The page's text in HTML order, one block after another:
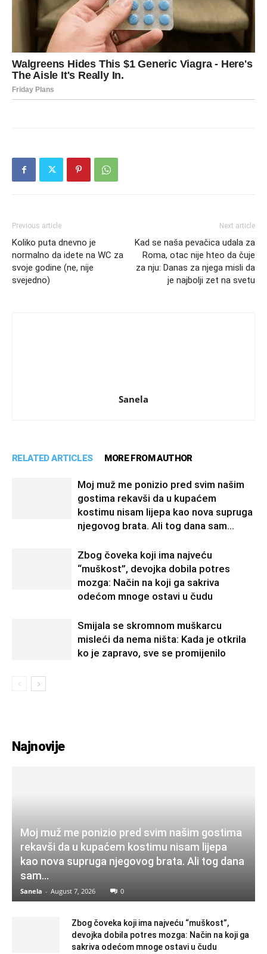
Previous article
Koliko puta dnevno je
normalno da idete na WC za
svoje godine (ne, nije
svejedno)
Next article
Kad se naša pevačica udala za
Roma, otac nije hteo da čuje
za nju: Danas za njega misli da
je najbolji zet na svetu
Sanela
RELATED ARTICLES MORE FROM AUTHOR
Moj muž me ponizio pred svim našim
gostima rekavši da u kupaćem
kostimu nisam lijepa kao nova supruga
njegovog brata. Ali tog dana sam...
Zbog čoveka koji ima najveću
“muškost”, devojka dobila potres
mozga: Način na koji ga sakriva
odećom mnoge ostavi u čudu
Smijala se skromnom muškarcu
misleći da nema ništa: Kada je otkrila
ko je zapravo, sve se promijenilo
Najnovije
Moj muž me ponizio pred svim našim gostima
rekavši da u kupaćem kostimu nisam lijepa
kao nova supruga njegovog brata. Ali tog dana
sam...
Sanela - August 7, 2026 0
Zbog čoveka koji ima najveću “muškost”,
devojka dobila potres mozga: Način na koji ga